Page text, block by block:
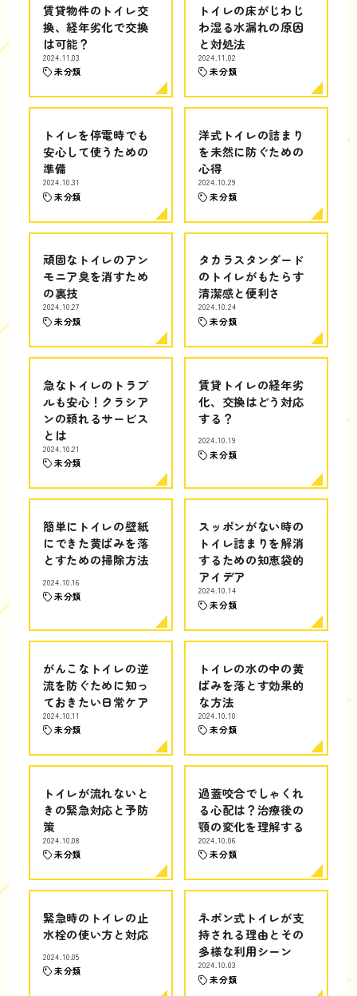
賃貸物件のトイレ交
換、経年劣化で交換
は可能？
2024.11.03
未分類
トイレの床がじわじ
わ湿る水漏れの原因
と対処法
2024.11.02
未分類
トイレを停電時でも
安心して使うための
準備
2024.10.31
未分類
洋式トイレの詰まり
を未然に防ぐための
心得
2024.10.29
未分類
頑固なトイレのアン
モニア臭を消すため
の裏技
2024.10.27
未分類
タカラスタンダード
のトイレがもたらす
清潔感と便利さ
2024.10.24
未分類
急なトイレのトラブ
ルも安心！クラシア
ンの頼れるサービス
とは
2024.10.21
未分類
賃貸トイレの経年劣
化、交換はどう対応
する？
2024.10.19
未分類
簡単にトイレの壁紙
にできた黄ばみを落
とすための掃除方法
2024.10.16
未分類
スッポンがない時の
トイレ詰まりを解消
するための知恵袋的
アイデア
2024.10.14
未分類
がんこなトイレの逆
流を防ぐために知っ
ておきたい日常ケア
2024.10.11
未分類
トイレの水の中の黄
ばみを落とす効果的
な方法
2024.10.10
未分類
トイレが流れないと
きの緊急対応と予防
策
2024.10.08
未分類
過蓋咬合でしゃくれ
る心配は？治療後の
顎の変化を理解する
2024.10.06
未分類
緊急時のトイレの止
水栓の使い方と対応
2024.10.05
未分類
ネポン式トイレが支
持される理由とその
多様な利用シーン
2024.10.03
未分類